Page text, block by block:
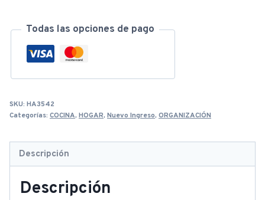
Todas las opciones de pago
SKU: HA3542
Categorías: COCINA, HOGAR, Nuevo Ingreso, ORGANIZACIÓN
Descripción
Descripción